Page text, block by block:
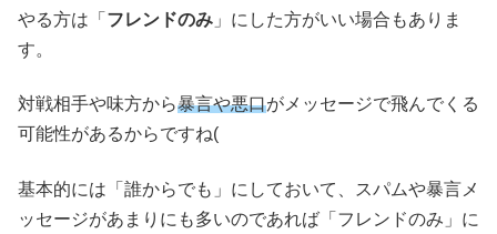
やる方は「 フレンドのみ 」にした方がいい場合もありま
す。
対戦相手や味方から暴言や悪口がメッセージで飛んでくる
可能性があるからですね(
基本的には「誰からでも」にしておいて、スパムや暴言メ
ッセージがあまりにも多いのであれば「フレンドのみ」に